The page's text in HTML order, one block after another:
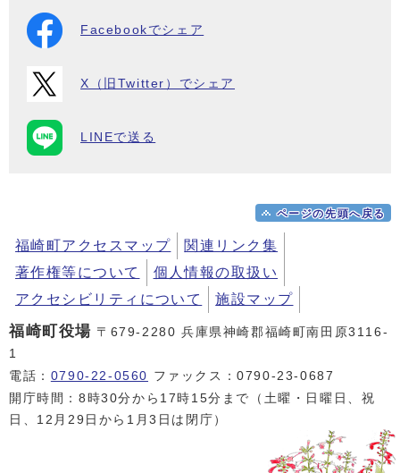
Facebookでシェア
X（旧Twitter）でシェア
LINEで送る
ページの先頭へ戻る
福崎町アクセスマップ
関連リンク集
著作権等について
個人情報の取扱い
アクセシビリティについて
施設マップ
福崎町役場 〒679-2280 兵庫県神崎郡福崎町南田原3116-
1
電話： 0790-22-0560 ファックス：0790-23-0687
開庁時間：8時30分から17時15分まで（土曜・日曜日、祝
日、12月29日から1月3日は閉庁）